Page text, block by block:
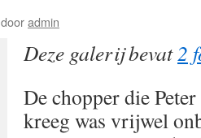
dooradmin
Deze galerij bevat2
De chopper die
kreeg was vrijwel